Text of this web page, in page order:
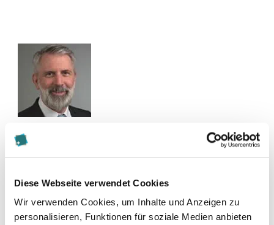
Diese Webseite verwendet Cookies
Wir verwenden Cookies, um Inhalte und Anzeigen zu
personalisieren, Funktionen für soziale Medien anbieten
Kontakt
Zur Merkliste hinzufügen